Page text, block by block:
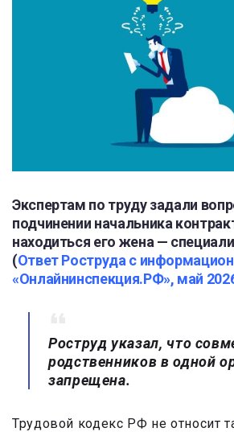
Экспертам по труду задали
подчинении начальника
находиться его жена —
(Ответ Роструда с
«Онлайнинспекция.РФ», май
Роструд указал, что
родственников в одной
запрещена.
Трудовой кодекс РФ не относит